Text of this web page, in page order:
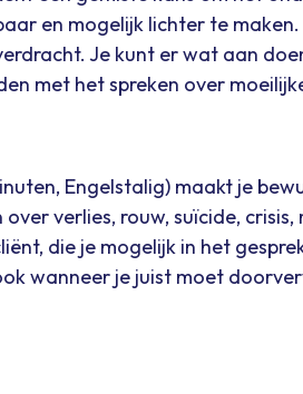
en mogelijk lichter te maken.
Je kunt er wat aan
met het spreken over
Engelstalig) maakt je
verlies, rouw, suïcide,
die je mogelijk in het
wanneer je juist moet